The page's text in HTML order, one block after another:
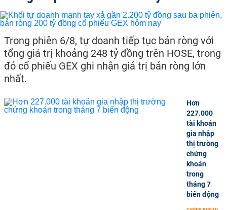
Trong phiên 6/8, tự doanh tiếp tục bán ròng với
tổng giá trị khoảng 248 tỷ đồng trên HOSE, trong
đó cổ phiếu GEX ghi nhận giá trị bán ròng lớn
nhất.
Hơn
227.000
tài khoản
gia nhập
thị trường
chứng
khoán
trong
tháng 7
biến động